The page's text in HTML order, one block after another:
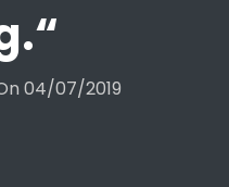
04/07/2019